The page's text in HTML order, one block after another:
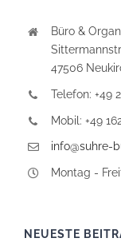
Büro &
47506
Telefon: +49
Mobil: +49
info@suhre-
Montag -
NEUESTE